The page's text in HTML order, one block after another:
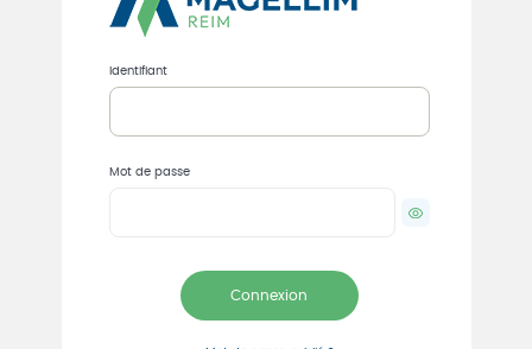
connexion.
Vous recevrez ensuite un e-mail
Identifiant
Mot de passe
Connexion